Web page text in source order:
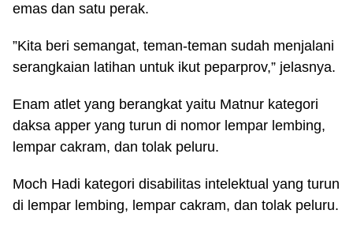
emas dan satu perak.
”Kita beri semangat, teman-teman sudah menjalani
serangkaian latihan untuk ikut peparprov,” jelasnya.
Enam atlet yang berangkat yaitu Matnur kategori
daksa apper yang turun di nomor lempar lembing,
lempar cakram, dan tolak peluru.
Moch Hadi kategori disabilitas intelektual yang turun
di lempar lembing, lempar cakram, dan tolak peluru.